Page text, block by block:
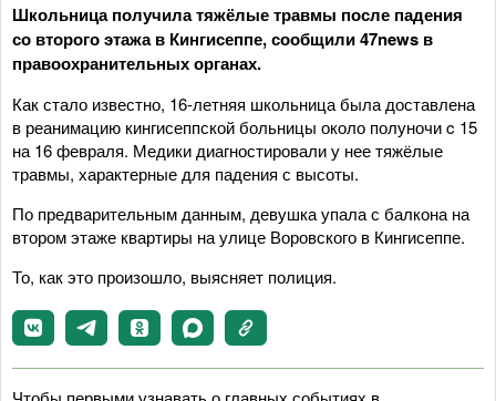
Школьница получила тяжёлые травмы после падения
со второго этажа в Кингисеппе, сообщили 47news в
правоохранительных органах.
Как стало известно, 16-летняя школьница была доставлена
в реанимацию кингисеппской больницы около полуночи c 15
на 16 февраля. Медики диагностировали у нее тяжёлые
травмы, характерные для падения с высоты.
По предварительным данным, девушка упала с балкона на
втором этаже квартиры на улице Воровского в Кингисеппе.
То, как это произошло, выясняет полиция.